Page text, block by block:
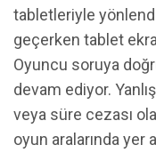
tabletleriyle
geçerken tablet
Oyuncu soruya
devam ediyor.
veya süre cezası
oyun aralarında yer